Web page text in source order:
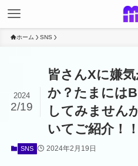
ホーム SNS
皆さんXに嫌
か？たまには
してみません
いてご紹介！！
2024
2/19
SNS 2024年2月19日